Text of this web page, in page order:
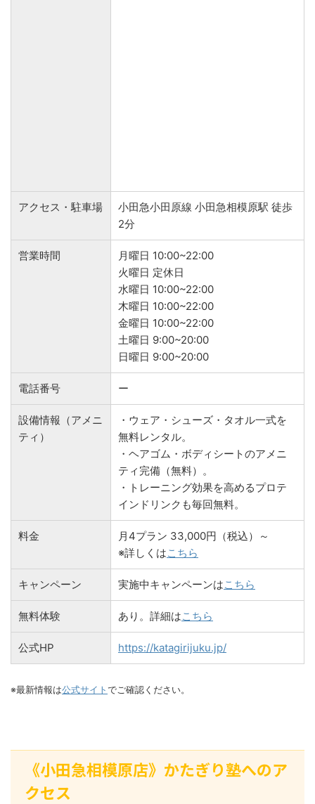
アクセス・駐車場
小田急小田原線 小田急相模原駅 徒歩
2分
営業時間
月曜日 10:00~22:00
火曜日 定休日
水曜日 10:00~22:00
木曜日 10:00~22:00
金曜日 10:00~22:00
土曜日 9:00~20:00
日曜日 9:00~20:00
電話番号 ー
設備情報（アメニ
ティ）
・ウェア・シューズ・タオル一式を
無料レンタル。
・ヘアゴム・ボディシートのアメニ
ティ完備（無料）。
・トレーニング効果を高めるプロテ
インドリンクも毎回無料。
料金
月4プラン 33,000円（税込）～
※詳しくはこちら
キャンペーン 実施中キャンペーンはこちら
無料体験 あり。詳細はこちら
公式HP https://katagirijuku.jp/
※最新情報は公式サイト でご確認ください。
《小田急相模原店》かたぎり塾へのア
クセス